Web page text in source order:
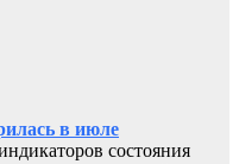
в июле
состояния